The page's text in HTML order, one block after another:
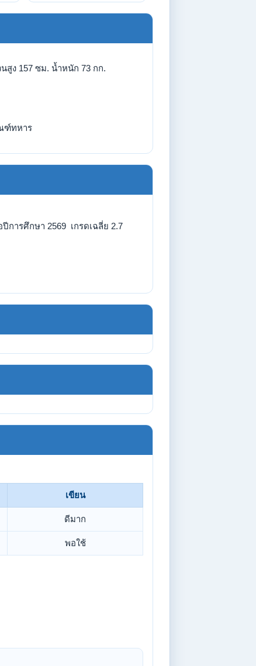
สูง 157 ซม. น้ำหนัก 73 กก.
ฑ์ทหาร
ารศึกษา 2569 เกรดเฉลี่ย 2.7
เขียน
ดีมาก
พอใช้